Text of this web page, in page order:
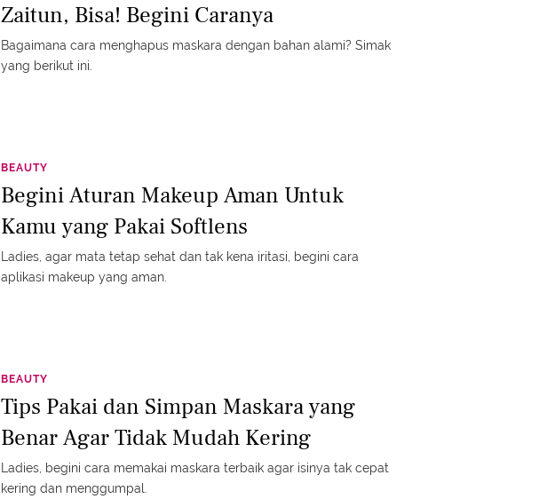
Zaitun, Bisa! Begini Caranya
Bagaimana cara menghapus maskara dengan bahan alami? Simak
yang berikut ini.
BEAUTY
Begini Aturan Makeup Aman Untuk
Kamu yang Pakai Softlens
Ladies, agar mata tetap sehat dan tak kena iritasi, begini cara
aplikasi makeup yang aman.
BEAUTY
Tips Pakai dan Simpan Maskara yang
Benar Agar Tidak Mudah Kering
Ladies, begini cara memakai maskara terbaik agar isinya tak cepat
kering dan menggumpal.